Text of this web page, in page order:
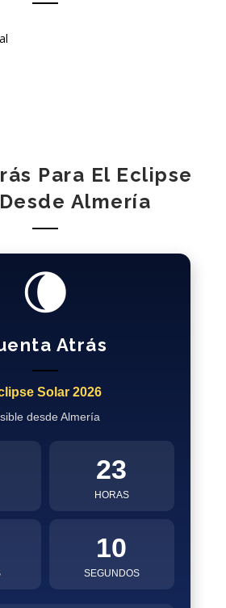
Para El Eclipse
Almería
🌘
Atrás
Solar 2026
desde Almería
23
HORAS
10
SEGUNDOS